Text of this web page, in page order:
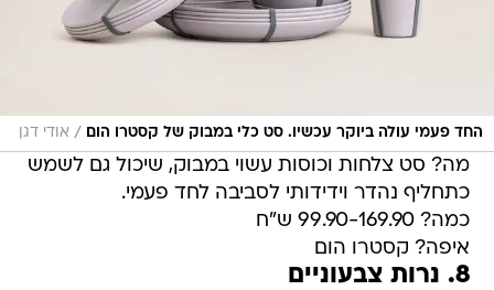
החד פעמי עולה ביוקר עכשיו. סט כלי במבוק של קסטרו הום / אודי דגן
מה? סט צלחות וכוסות עשוי במבוק, שיכול גם לשמש
כתחליף נהדר וידידותי לסביבה לחד פעמי.
כמה? 99.90-169.90 ש"ח
איפה? קסטרו הום
8. נרות צבעוניים